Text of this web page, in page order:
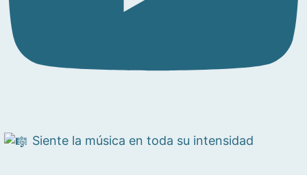
Siente la música en toda su intensidad